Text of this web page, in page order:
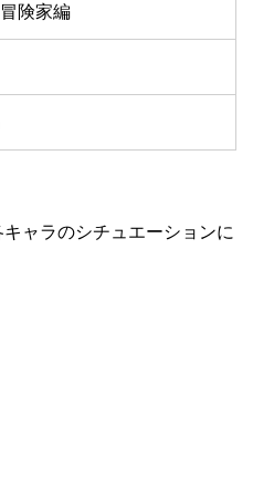
険家編
ャラのシチュエーションに